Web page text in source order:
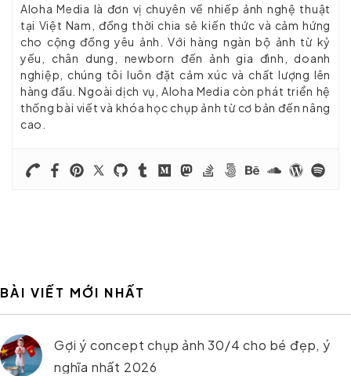
Aloha Media là đơn vị chuyên về nhiếp ảnh nghệ thuật
tại Việt Nam, đồng thời chia sẻ kiến thức và cảm hứng
cho cộng đồng yêu ảnh. Với hàng ngàn bộ ảnh từ kỷ
yếu, chân dung, newborn đến ảnh gia đình, doanh
nghiệp, chúng tôi luôn đặt cảm xúc và chất lượng lên
hàng đầu. Ngoài dịch vụ, Aloha Media còn phát triển hệ
thống bài viết và khóa học chụp ảnh từ cơ bản đến nâng
cao.
BÀI VIẾT MỚI NHẤT
Gợi ý concept chụp ảnh 30/4 cho bé đẹp, ý
nghĩa nhất 2026